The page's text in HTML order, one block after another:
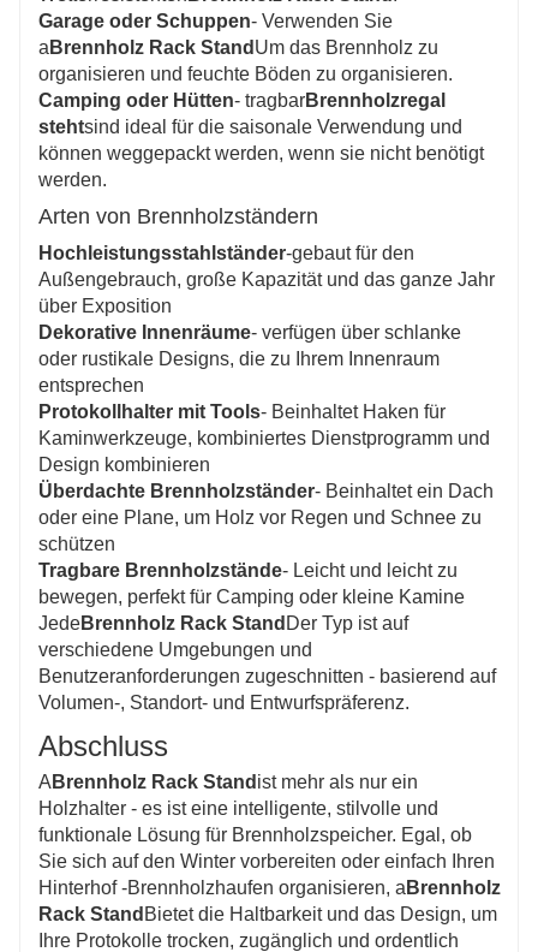
Garage oder Schuppen- Verwenden Sie
a Brennholz Rack Stand Um das Brennholz zu
organisieren und feuchte Böden zu organisieren.
Camping oder Hütten- tragbarBrennholzregal
stehtsind ideal für die saisonale Verwendung und
können weggepackt werden, wenn sie nicht benötigt
werden.
Arten von Brennholzständern
Hochleistungsstahlständer-gebaut für den
Außengebrauch, große Kapazität und das ganze Jahr
über Exposition
Dekorative Innenräume- verfügen über schlanke
oder rustikale Designs, die zu Ihrem Innenraum
entsprechen
Protokollhalter mit Tools- Beinhaltet Haken für
Kaminwerkzeuge, kombiniertes Dienstprogramm und
Design kombinieren
Überdachte Brennholzständer- Beinhaltet ein Dach
oder eine Plane, um Holz vor Regen und Schnee zu
schützen
Tragbare Brennholzstände- Leicht und leicht zu
bewegen, perfekt für Camping oder kleine Kamine
JedeBrennholz Rack Stand Der Typ ist auf
verschiedene Umgebungen und
Benutzeranforderungen zugeschnitten - basierend auf
Volumen-, Standort- und Entwurfspräferenz.
Abschluss
A Brennholz Rack Stand ist mehr als nur ein
Holzhalter - es ist eine intelligente, stilvolle und
funktionale Lösung für Brennholzspeicher. Egal, ob
Sie sich auf den Winter vorbereiten oder einfach Ihren
Hinterhof -Brennholzhaufen organisieren, a Brennholz
Rack Stand Bietet die Haltbarkeit und das Design, um
Ihre Protokolle trocken, zugänglich und ordentlich